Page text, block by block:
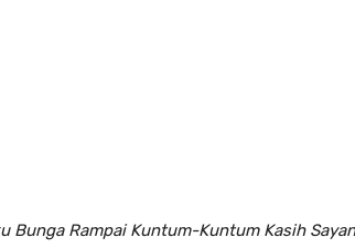
Bunga Rampai Kuntum-Kuntum Kasih